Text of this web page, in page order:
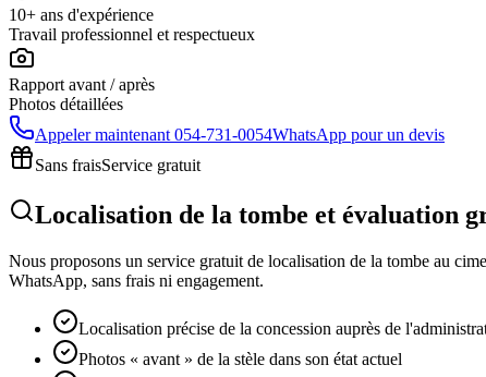
10+ ans d'expérience
Travail professionnel et respectueux
Rapport avant / après
Photos détaillées
Appeler maintenant 054-731-0054WhatsApp pour un devis
Sans fraisService gratuit
Localisation de la tombe et évaluation
Nous proposons un service gratuit de localisation de la tombe au
WhatsApp, sans frais ni engagement.
Localisation précise de la concession auprès de
Photos « avant » de la stèle dans son état actuel